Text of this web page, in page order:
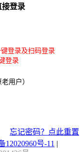
接登录
登录及扫码登录
登录
用户）
忘记密码？点此重置
12020960号-11 |